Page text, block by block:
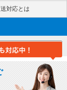
対応とは